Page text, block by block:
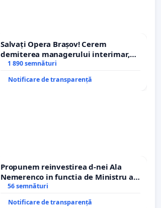
Salvați Opera Brașov! Cerem
demiterea managerului interimar,
Petrean Lucian-Marius!
1 890 semnături
Notificare de transparență
Propunem reinvestirea d-nei Ala
Nemerenco in functia de Ministru al
Sanatatii
56 semnături
Notificare de transparență